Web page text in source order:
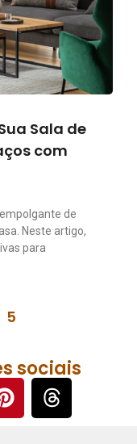
Sala de
com
de
Neste artigo,
para
5
sociais